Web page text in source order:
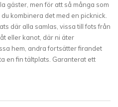
gäster, men för att så många som
kombinera det med en picknick.
där alla samlas, vissa till fots från
eller kanot, där ni äter
hem, andra fortsätter firandet
en fin tältplats. Garanterat ett